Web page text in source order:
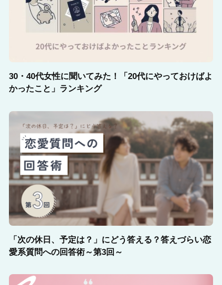
30・40代女性に聞いてみた！「20代にやっておけばよ
かったこと」ランキング
「次の休日、予定は？」にどう答える？答えづらい恋
愛系質問への回答術～第3回～